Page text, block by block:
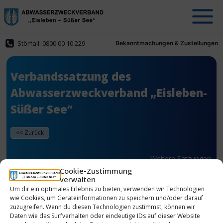
Cookie-Zustimmung
verwalten
Um dir ein optimales Erlebnis zu bieten, verwenden wir Technologien
wie Cookies, um Geräteinformationen zu speichern und/oder darauf
zuzugreifen. Wenn du diesen Technologien zustimmst, können wir
Daten wie das Surfverhalten oder eindeutige IDs auf dieser Website
Inhalt
springen
Störfall: 0800 00 10 229 Bekanntmachungen & Zustellungen
Verbandssatzung des
Abwasserzweckverband „Eisleben-
Süßer See“
Weitere Satzungen:
[pdfjs-viewer attachment_id=9878 url=https://azv-
eisleben.dewp-content/uploads/2023/08/Verbandssatzung-
Lesefassung-07-2023.pdf viewer_width=0 viewer_height=800